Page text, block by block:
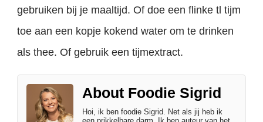
gebruiken bij je maaltijd. Of doe een flinke tl tijm
toe aan een kopje kokend water om te drinken
als thee. Of gebruik een tijmextract.
About Foodie Sigrid
Hoi, ik ben foodie Sigrid. Net als jij heb ik